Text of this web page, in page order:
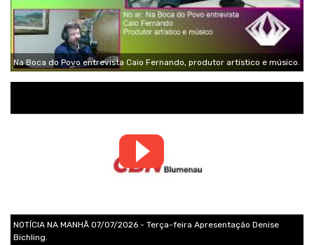
Na Boca do Povo entrevista Caio Fernando, produtor artístico e músico.
NOTÍCIA NA MANHÃ 07/07/2026 - Terça-feira Apresentação Denise
Bichling.